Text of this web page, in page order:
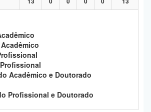
Acadêmico
Acadêmico e Doutorado
Profissional e Doutorado